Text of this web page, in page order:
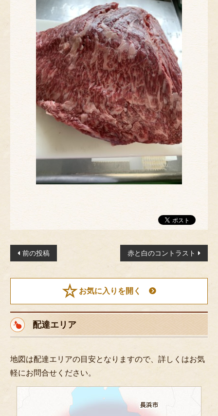
皿盛り・オードブル
セットメニュー
サイドメニュー
注文方法・配達エリア
キャンセルポリシー
よくあるご質問
特定商取引法に基づく表記
投
稿
ナ
ゲ
ー
シ
ン
前の投稿 赤と白のコントラスト
お気に入りを開く
配達エリア
地図は配達エリアの目安となりますので、詳しくはお気
軽にお問合せください。